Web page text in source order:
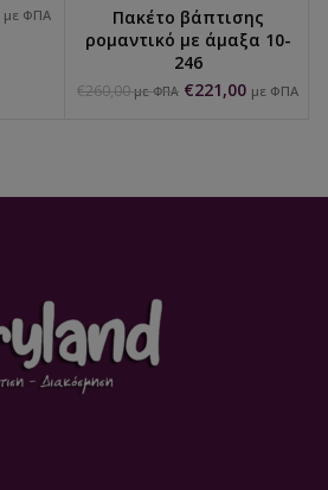
με ΦΠΑ
Πακέτο βάπτισης
ρομαντικό με άμαξα 10-
246
€260,00 με ΦΠΑ €221,00 με ΦΠΑ